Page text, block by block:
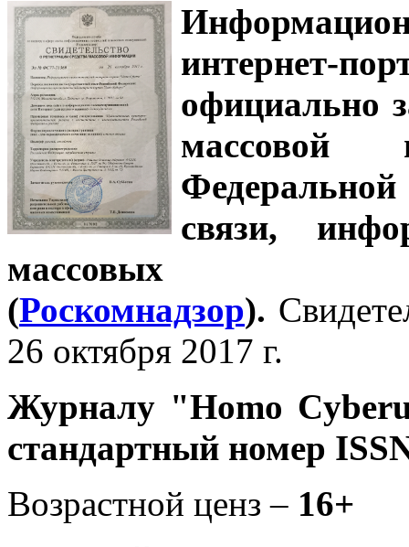
интернет-
официально
связи,
массовых
(Роскомнадзор).
26 октября 2017 г.
Журналу "Homo
стандартный номер
Возрастной ценз – 16+